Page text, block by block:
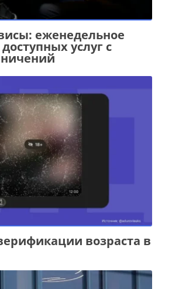
еженедельное
услуг с
возраста в